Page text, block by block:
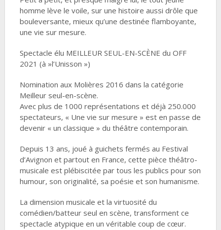
homme lève le voile, sur une histoire aussi drôle que
bouleversante, mieux qu’une destinée flamboyante,
une vie sur mesure.
Spectacle élu MEILLEUR SEUL-EN-SCÈNE du OFF
2021 (à »l’Unisson »)
Nomination aux Molières 2016 dans la catégorie
Meilleur seul-en-scène.
Avec plus de 1000 représentations et déjà 250.000
spectateurs, « Une vie sur mesure » est en passe de
devenir « un classique » du théâtre contemporain.
Depuis 13 ans, joué à guichets fermés au Festival
d’Avignon et partout en France, cette pièce théâtro-
musicale est plébiscitée par tous les publics pour son
humour, son originalité, sa poésie et son humanisme.
La dimension musicale et la virtuosité du
comédien/batteur seul en scène, transforment ce
spectacle atypique en un véritable coup de cœur.